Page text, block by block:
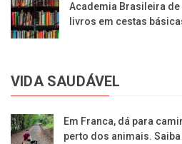
Academia Brasileira de
livros em cestas
VIDA SAUDÁVEL
Em Franca, dá para
perto dos animais.